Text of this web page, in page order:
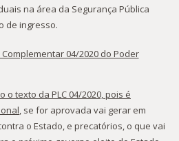
na área da Segurança Pública
de ingresso.
04/2020 do Poder
texto da PLC 04/2020, pois é
, se for aprovada vai gerar em
o Estado, e precatórios, o que vai